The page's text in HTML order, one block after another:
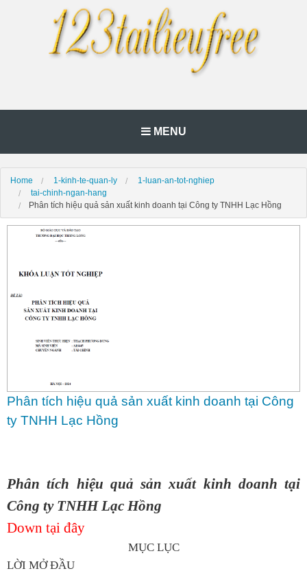
MENU
Home 1-kinh-te-quan-ly
1-luan-an-tot-nghiep
tai-chinh-ngan-hang
Phân tích hiệu quả sản xuất kinh doanh tại Công ty TNHH Lạc Hồng
Phân tích hiệu quả sản xuất kinh doanh tại Công
ty TNHH Lạc Hồng
Phân tích hiệu quả sản xuất kinh doanh tại
Công ty TNHH Lạc Hồng
Down tại đây
MỤC LỤC
LỜI MỞ ĐẦU